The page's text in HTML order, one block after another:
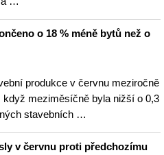
o 18 % méně bytů než o
produkce v červnu meziročně
když meziměsíčně byla nižší o 0,3
stavebních …
v červnu proti předchozímu